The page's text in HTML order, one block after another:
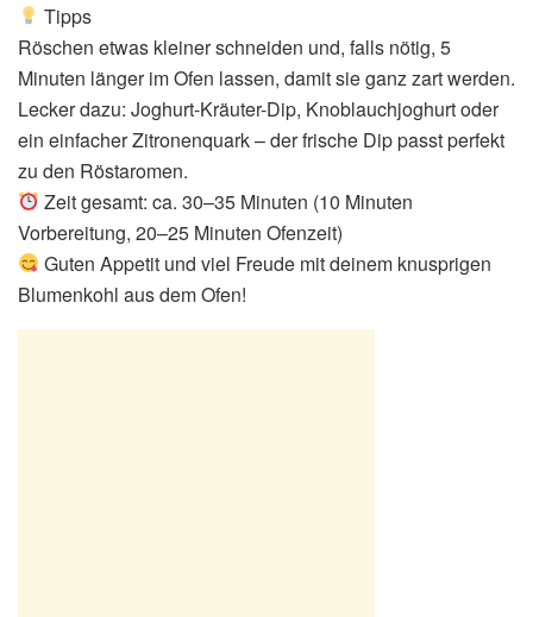
Tipps
Röschen etwas kleiner schneiden und, falls nötig, 5
Minuten länger im Ofen lassen, damit sie ganz zart werden.
Lecker dazu: Joghurt-Kräuter-Dip, Knoblauchjoghurt oder
ein einfacher Zitronenquark – der frische Dip passt perfekt
zu den Röstaromen.
Zeit gesamt: ca. 30–35 Minuten (10 Minuten
Vorbereitung, 20–25 Minuten Ofenzeit)
Guten Appetit und viel Freude mit deinem knusprigen
Blumenkohl aus dem Ofen!